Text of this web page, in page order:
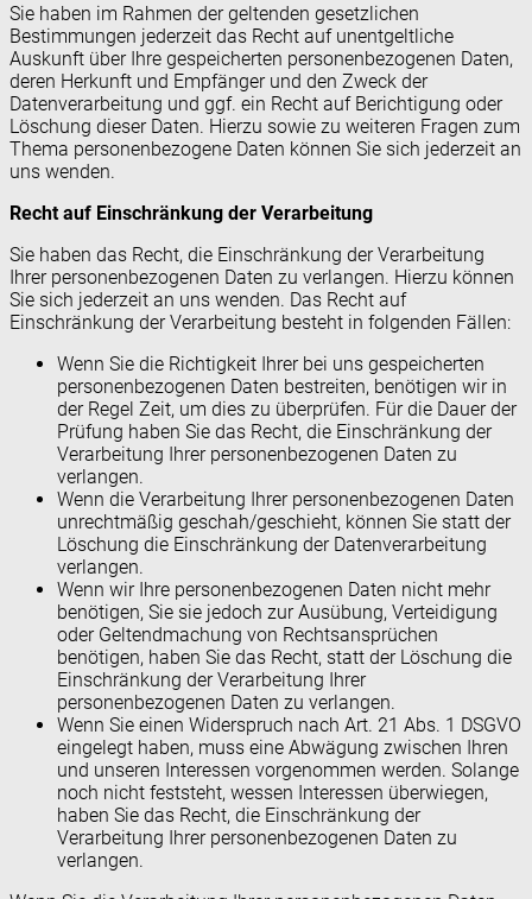
Sie haben im Rahmen der geltenden gesetzlichen
Bestimmungen jederzeit das Recht auf unentgeltliche
Auskunft über Ihre gespeicherten personenbezogenen Daten,
deren Herkunft und Empfänger und den Zweck der
Datenverarbeitung und ggf. ein Recht auf Berichtigung oder
Löschung dieser Daten. Hierzu sowie zu weiteren Fragen zum
Thema personenbezogene Daten können Sie sich jederzeit an
uns wenden.
Recht auf Einschränkung der Verarbeitung
Sie haben das Recht, die Einschränkung der Verarbeitung
Ihrer personenbezogenen Daten zu verlangen. Hierzu können
Sie sich jederzeit an uns wenden. Das Recht auf
Einschränkung der Verarbeitung besteht in folgenden Fällen:
Wenn Sie die Richtigkeit Ihrer bei uns gespeicherten
personenbezogenen Daten bestreiten, benötigen wir in
der Regel Zeit, um dies zu überprüfen. Für die Dauer der
Prüfung haben Sie das Recht, die Einschränkung der
Verarbeitung Ihrer personenbezogenen Daten zu
verlangen.
Wenn die Verarbeitung Ihrer personenbezogenen Daten
unrechtmäßig geschah/geschieht, können Sie statt der
Löschung die Einschränkung der Datenverarbeitung
verlangen.
Wenn wir Ihre personenbezogenen Daten nicht mehr
benötigen, Sie sie jedoch zur Ausübung, Verteidigung
oder Geltendmachung von Rechtsansprüchen
benötigen, haben Sie das Recht, statt der Löschung die
Einschränkung der Verarbeitung Ihrer
personenbezogenen Daten zu verlangen.
Wenn Sie einen Widerspruch nach Art. 21 Abs. 1 DSGVO
eingelegt haben, muss eine Abwägung zwischen Ihren
und unseren Interessen vorgenommen werden. Solange
noch nicht feststeht, wessen Interessen überwiegen,
haben Sie das Recht, die Einschränkung der
Verarbeitung Ihrer personenbezogenen Daten zu
verlangen.